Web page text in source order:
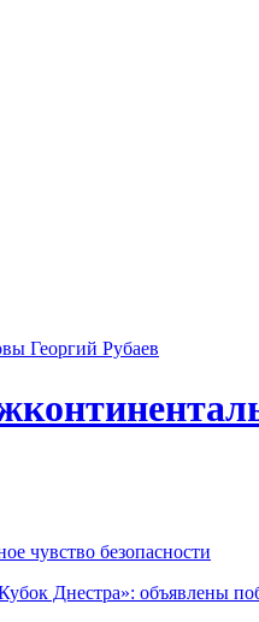
чувство безопасности
Днестра»: объявлены